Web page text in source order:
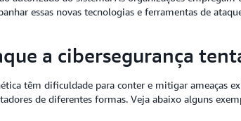
essas novas tecnologias e ferramentas de
a cibersegurança
têm dificuldade para conter e mitigar ameaças
de diferentes formas. Veja abaixo alguns